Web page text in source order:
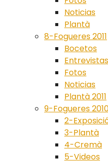
Noticias
Plantà
8-Fogueres 2011
Bocetos
Entrevistas
Fotos
Noticias
Plantà 2011
9-Fogueres
2-
3-Plantà
4-Cremà
5-Videos